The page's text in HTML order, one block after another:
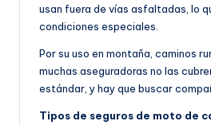
usan fuera de vías asfaltadas, lo
condiciones especiales.
Por su uso en montaña, caminos
muchas aseguradoras no las
estándar, y hay que buscar
Tipos de seguros de moto de